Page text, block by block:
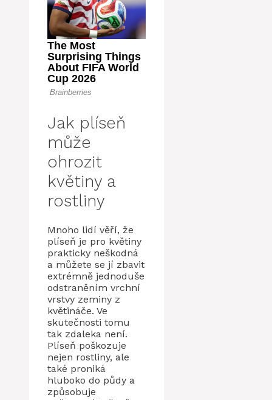
Jak plíseň
může
ohrozit
květiny a
rostliny
Mnoho lidí věří, že
plíseň je pro květiny
prakticky neškodná
a můžete se jí zbavit
extrémně jednoduše
odstraněním vrchní
vrstvy zeminy z
květináče. Ve
skutečnosti tomu
tak zdaleka není.
Plíseň poškozuje
nejen rostliny, ale
také proniká
hluboko do půdy a
způsobuje